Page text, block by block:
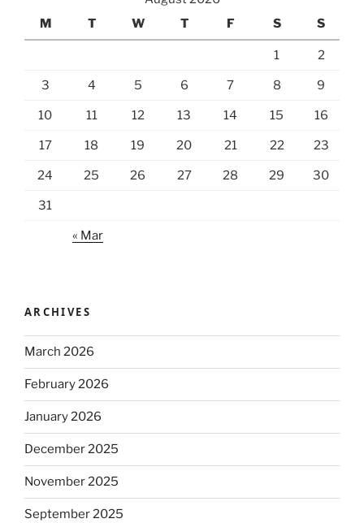
M
T W T F S S
1 2
3 4 5 6 7 8 9
10 11 12 13 14 15 16
17 18 19 20 21 22 23
24 25 26 27 28 29 30
31
« Mar
ARCHIVES
March 2026
February 2026
January 2026
December 2025
November 2025
September 2025